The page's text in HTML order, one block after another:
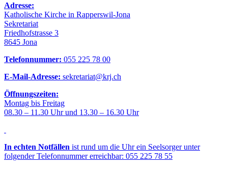
Adresse:
Katholische Kirche in Rapperswil-Jona
Sekretariat
Friedhofstrasse 3
8645 Jona
Telefonnummer: 055 225 78 00
E-Mail-Adresse: sekretariat@krj.ch
Öffnungszeiten:
Montag bis Freitag
08.30 – 11.30 Uhr und 13.30 – 16.30 Uhr
In echten Notfällen ist rund um die Uhr ein Seelsorger unter
folgender Telefonnummer erreichbar: 055 225 78 55